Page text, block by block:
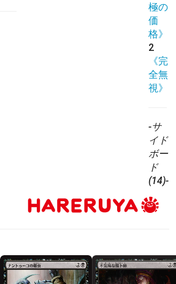
極の
価
格》
2
《完
全無
視》
-サ
イド
ボー
ド
(14)-